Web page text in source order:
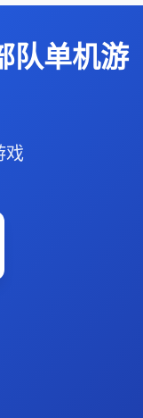
队单机游
戏